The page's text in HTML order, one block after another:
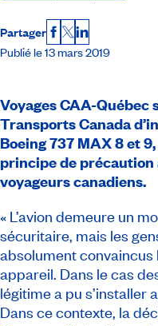
Partager Facebook
X LinkedIn
Publié le 13 mars 2019
Voyages CAA-Québec
Transports Canada
Boeing 737 MAX 8 et
principe de
voyageurs canadiens.
« L’avion demeure un
sécuritaire, mais les
absolument convaincus
appareil. Dans le cas
légitime a pu s’installer
Dans ce contexte, la